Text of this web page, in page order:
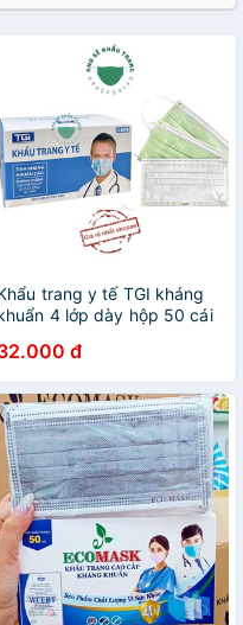
trang y tế TGI kháng
4 lớp dày hộp 50 cái
đ